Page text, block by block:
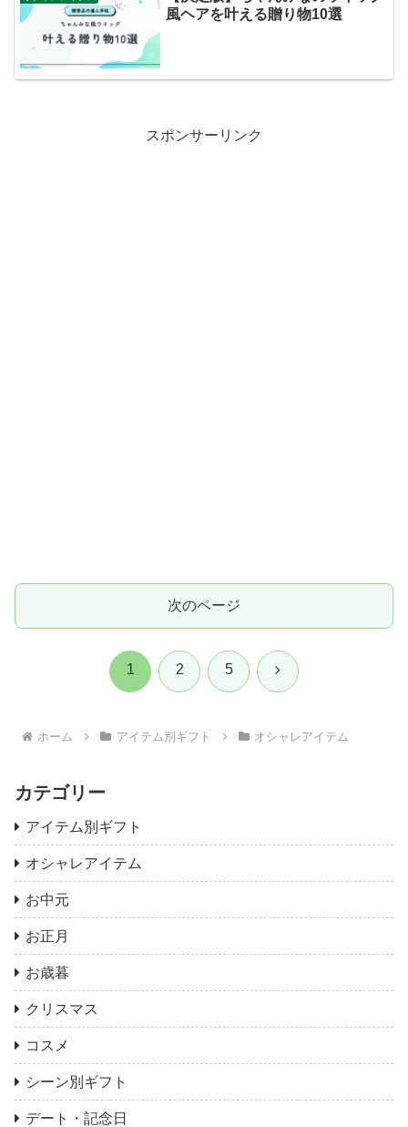
風ヘアを叶える贈り物10選
スポンサーリンク
次のページ
1 2 5 次
ホーム アイテム別ギフト オシャレアイテム
カテゴリー
アイテム別ギフト
オシャレアイテム
お中元
お正月
お歳暮
クリスマス
コスメ
シーン別ギフト
デート・記念日